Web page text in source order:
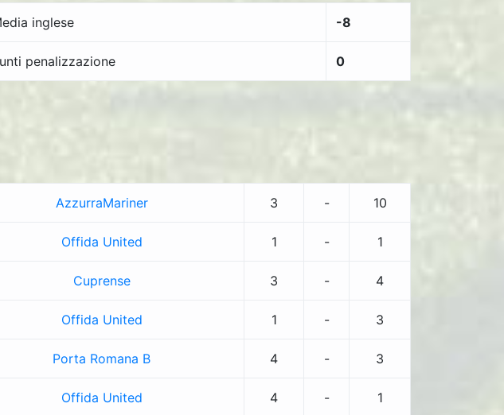
inglese -8
penalizzazione 0
AzzurraMariner 3 - 10
Offida United 1 - 1
Cuprense 3 - 4
Offida United 1 - 3
Porta Romana B 4 - 3
Offida United 4 - 1